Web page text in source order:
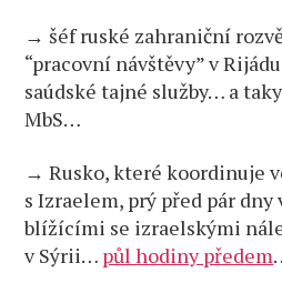
→ šéf ruské zahraniční
“pracovní návštěvy” v Rijádu
saúdské tajné služby… a
MbS…
→ Rusko, které koordinuje
s Izraelem, prý před pár
blížícími se izraelskými
v Sýrii… půl hodiny předem